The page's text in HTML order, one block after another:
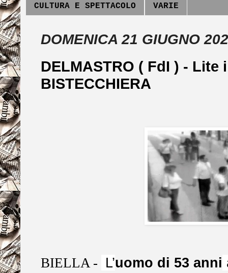
CULTURA E SPETTACOLO VARIE
DOMENICA 21 GIUGNO
DELMASTRO ( FdI ) - Lite
BISTECCHIERA
BIELLA - L’uomo di 53 anni